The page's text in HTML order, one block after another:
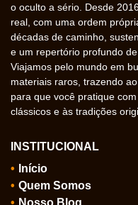
o oculto a sério. Desde
real, com uma ordem
décadas de caminho,
e um repertório profundo
Viajamos pelo mundo em
materiais raros, trazendo
para que você pratique
clássicos e às tradições
INSTITUCIONAL
Início
Quem Somos